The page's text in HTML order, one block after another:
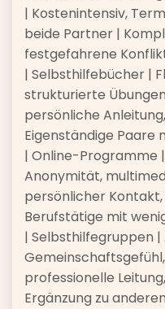
| Kostenintensiv,
beide Partner |
festgefahrene
| Selbsthilfebücher |
strukturierte
persönliche
Eigenständige Paare
| Online-Programme
Anonymität,
persönlicher
Berufstätige mit
| Selbsthilfegruppen
professionelle
Ergänzung zu